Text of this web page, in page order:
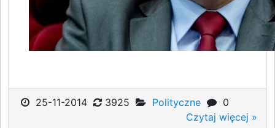
25-11-2014 3925 Polityczne
0
Czytaj więcej »